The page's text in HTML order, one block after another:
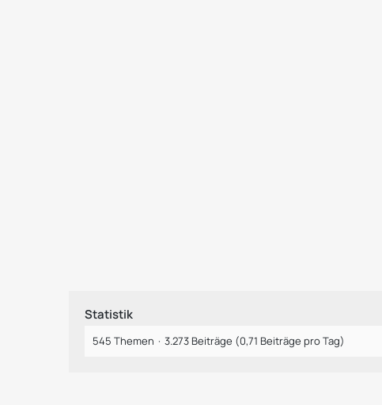
Statistik
545 Themen 3.273 Beiträge (0,71 Beiträge pro Tag)